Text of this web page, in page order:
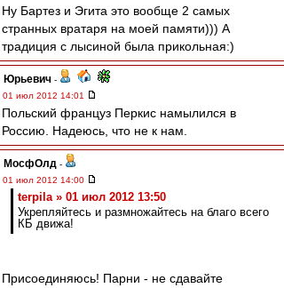
Ну Бартез и Эгита это вообще 2 самых
странных вратаря на моей памяти))) А
традиция с лысиной была прикольная:)
Юрьевич -
01 июл 2012 14:01
Польский француз Перкис намылился в
Россию. Надеюсь, что не к нам.
МосфОлд -
01 июл 2012 14:00
terpila » 01 июл 2012 13:50
Укрепляйтесь и размножайтесь на благо всего
КБ движа!
Присоединяюсь! Парни - не сдавайте